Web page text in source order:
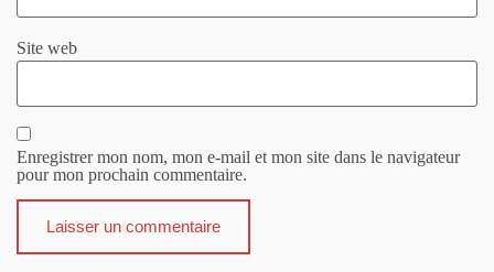
Site web
Enregistrer mon nom, mon e-mail et mon site dans le navigateur
pour mon prochain commentaire.